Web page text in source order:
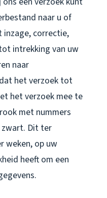
naar u of
inzage, correctie,
intrekking van uw
naar
het verzoek tot
het verzoek mee te
met nummers
zwart. Dit ter
weken, op uw
heeft om een